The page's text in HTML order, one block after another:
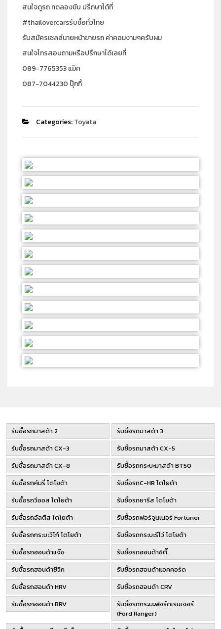
สนใจดูรถ ทดลองขับ ปรึกษาได้ที่
#thailovercarsรับซื้อทั่วไทย
รับสมัครเซลล์นายหน้าขายรถ ค่าคอมงามๆครับผม
สนใจโทรสอบถามหรือปรึกษาได้เลยที่
089-7765353 แม็ค
087-7044230 ปุ๊กกี้
Categories:Toyata
รับซื้อรถมาสด้า 2
รับซื้อรถมาสด้า 3
รับซื้อรถมาสด้า CX-3
รับซื้อรถมาสด้า CX-5
รับซื้อรถมาสด้า CX-8
รับซื้อรถกระบะมาสด้า BT50
รับซื้อรถคัมรี่ โตโยต้า
รับซื้อรถC-HR โตโยต้า
รับซื้อรถวีออส โตโยต้า
รับซื้อรถยารีส โตโยต้า
รับซื้อรถอัลติส โตโยต้า
รับซื้อรถฟอร์จูนเนอร์ Fortuner
รับซื้อรถกระบะวีโก้ โตโยต้า
รับซื้อรถกระบะรีโว่ โตโยต้า
รับซื้อรถฮอนด้าแจ๊ซ
รับซื้อรถฮอนด้าซิตี๊
รับซื้อรถฮอนด้าซีวิค
รับซื้อรถฮอนด้าแอคคอร์ด
รับซื้อรถฮอนด้า HRV
รับซื้อรถฮอนด้า CRV
รับซื้อรถฮอนด้า BRV
รับซื้อรถกระบะฟอร์ดเรนเจอร์
(Ford Ranger)